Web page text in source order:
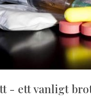
- ett vanligt